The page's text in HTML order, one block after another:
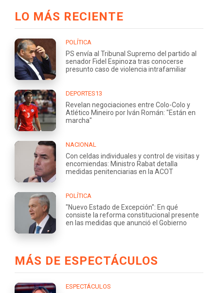
LO MÁS RECIENTE
POLÍTICA
PS envía al Tribunal Supremo del partido al
senador Fidel Espinoza tras conocerse
presunto caso de violencia intrafamiliar
DEPORTES13
Revelan negociaciones entre Colo-Colo y
Atlético Mineiro por Iván Román: "Están en
marcha"
NACIONAL
Con celdas individuales y control de visitas y
encomiendas: Ministro Rabat detalla
medidas penitenciarias en la ACOT
POLÍTICA
"Nuevo Estado de Excepción": En qué
consiste la reforma constitucional presente
en las medidas que anunció el Gobierno
MÁS DE ESPECTÁCULOS
ESPECTÁCULOS